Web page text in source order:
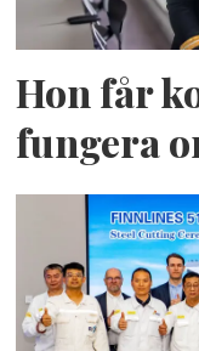
Hon får
fungera